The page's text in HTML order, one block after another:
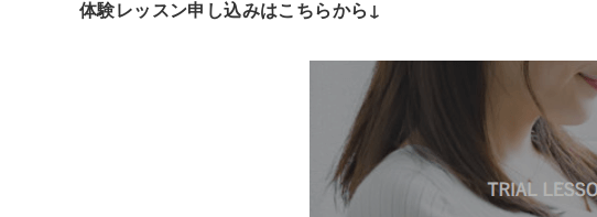
体験レッスン申し込みはこちらから↓